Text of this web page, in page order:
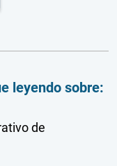
leyendo sobre:
de